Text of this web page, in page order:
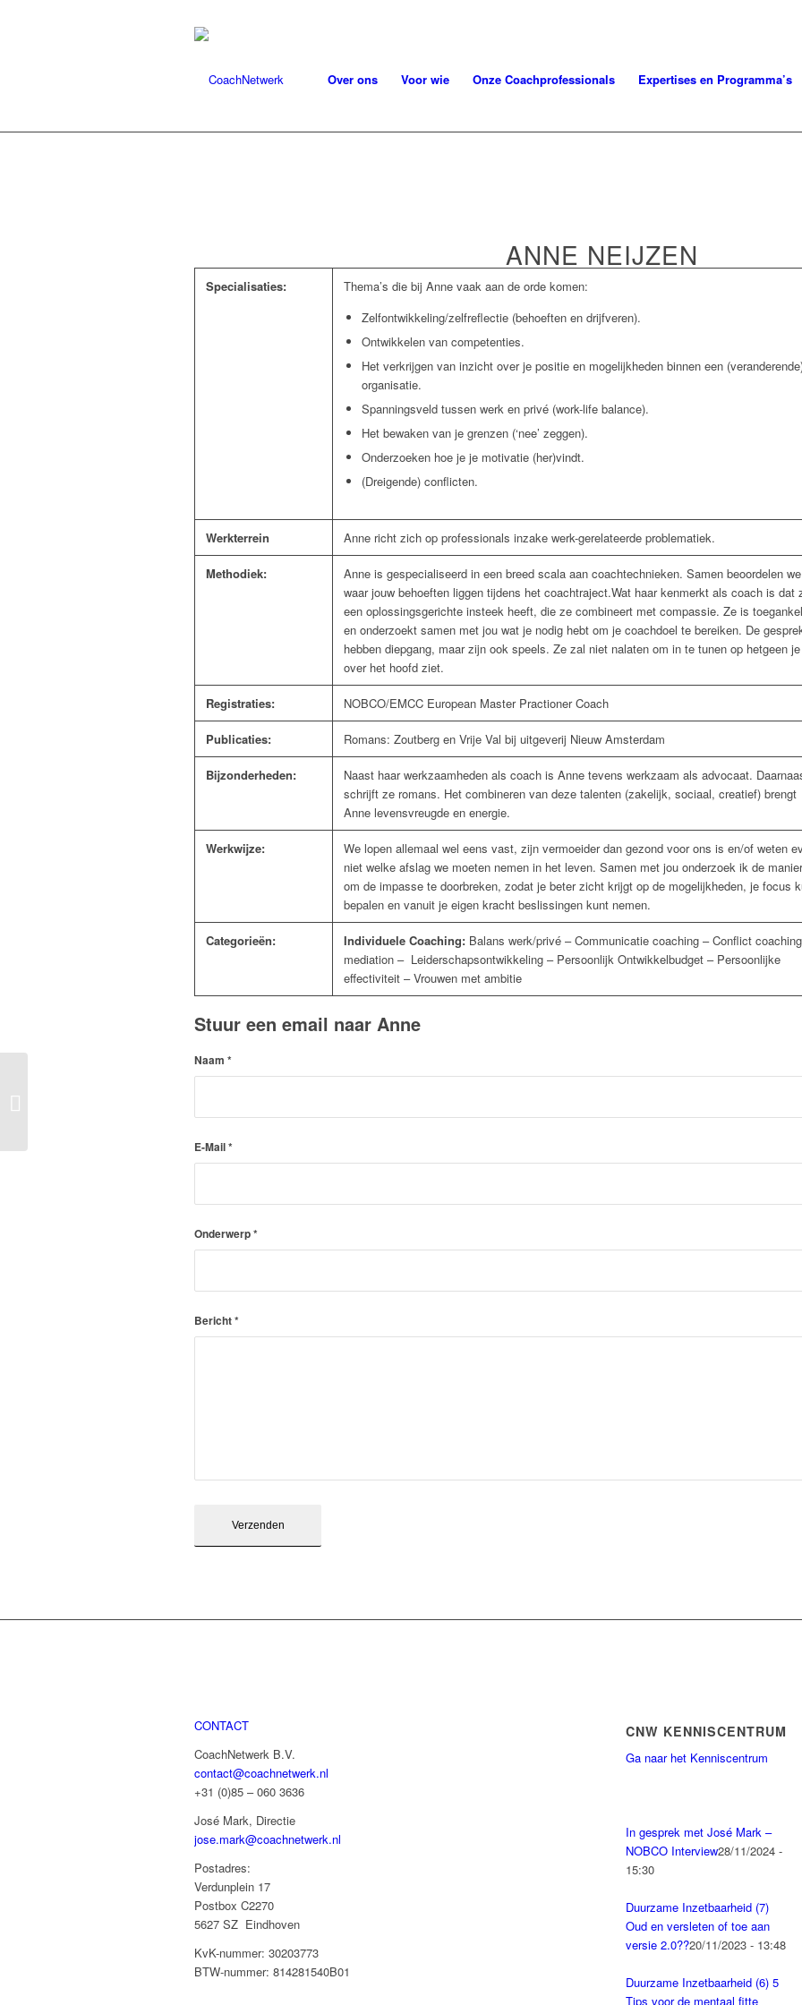
Over ons Voor wie Onze Coachprofessionals Expertises en Programma’s
ANNE NEIJZEN
Specialisaties:
Thema’s die bij Anne vaak aan de orde komen:
Zelfontwikkeling/zelfreflectie (behoeften en drijfveren).
Ontwikkelen van competenties.
Het verkrijgen van inzicht over je positie en mogelijkheden binnen een
organisatie.
Spanningsveld tussen werk en privé (work-life balance).
Het bewaken van je grenzen (‘nee’ zeggen).
Onderzoeken hoe je je motivatie (her)vindt.
(Dreigende) conflicten.
Werkterrein Anne richt zich op professionals inzake werk-gerelateerde problematiek.
Methodiek:
Anne is gespecialiseerd in een breed scala aan coachtechnieken. Samen beoordelen we
waar jouw behoeften liggen tijdens het coachtraject.Wat haar kenmerkt als coach is dat
een oplossingsgerichte insteek heeft, die ze combineert met compassie. Ze is
en onderzoekt samen met jou wat je nodig hebt om je coachdoel te bereiken. De
hebben diepgang, maar zijn ook speels. Ze zal niet nalaten om in te tunen op hetgeen
over het hoofd ziet.
Registraties: NOBCO/EMCC European Master Practioner Coach
Publicaties: Romans: Zoutberg en Vrije Val bij uitgeverij Nieuw Amsterdam
Bijzonderheden:
Naast haar werkzaamheden als coach is Anne tevens werkzaam als advocaat.
schrijft ze romans. Het combineren van deze talenten (zakelijk, sociaal, creatief) brengt
Anne levensvreugde en energie.
Werkwijze:
We lopen allemaal wel eens vast, zijn vermoeider dan gezond voor ons is en/of weten
niet welke afslag we moeten nemen in het leven. Samen met jou onderzoek ik de
om de impasse te doorbreken, zodat je beter zicht krijgt op de mogelijkheden, je focus
bepalen en vanuit je eigen kracht beslissingen kunt nemen.
Categorieën: Individuele Coaching: Balans werk/privé – Communicatie coaching – Conflict
mediation – Leiderschapsontwikkeling – Persoonlijk Ontwikkelbudget – Persoonlijke
effectiviteit – Vrouwen met ambitie
Stuur een email naar Anne
Naam *
E-Mail*
Onderwerp*
Bericht*
CONTACT
CoachNetwerk B.V.
contact@coachnetwerk.nl
+31 (0)85 – 060 3636
José Mark, Directie
jose.mark@coachnetwerk.nl
Postadres:
Verdunplein 17
Postbox C2270
5627 SZ Eindhoven
KvK-nummer: 30203773
BTW-nummer: 814281540B01
CNW KENNISCENTRUM
Ga naar het Kenniscentrum
In gesprek met José Mark –
NOBCO Interview28/11/2024 -
15:30
Duurzame Inzetbaarheid (7)
Oud en versleten of toe aan
versie 2.0??20/11/2023 - 13:48
Duurzame Inzetbaarheid (6) 5
Tips voor de mentaal fitte